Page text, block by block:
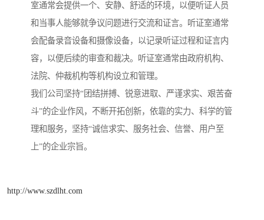
室通常会提供一个、安静、舒适的环境，以便听证人员
和当事人能够就争议问题进行交流和证言。听证室通常
会配备录音设备和摄像设备，以记录听证过程和证言内
容，以便后续的审查和裁决。听证室通常由政府机构、
法院、仲裁机构等机构设立和管理。
我们公司坚持“团结拼搏、锐意进取、严谨求实、艰苦奋
斗”的企业作风，不断开拓创新，依靠的实力、科学的管
理和服务，坚持“诚信求实、服务社会、信誉、用户至
上”的企业宗旨。
http://www.szdlht.com